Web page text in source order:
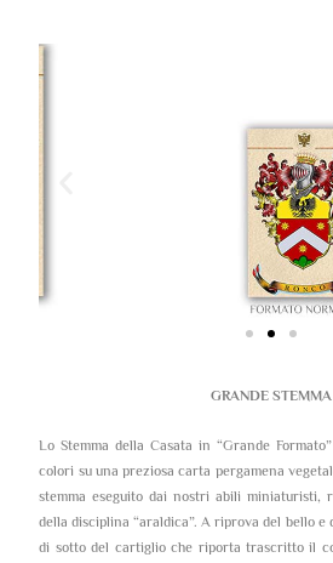
GRANDE STEMMA
Lo Stemma della Casata in “Grande
colori su una preziosa carta pergamena
stemma eseguito dai nostri abili miniaturisti,
della disciplina “araldica”. A riprova del bello
di sotto del cartiglio che riporta trascritto il